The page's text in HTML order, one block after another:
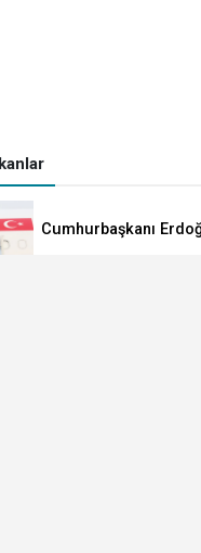
Cumhurbaşkanı